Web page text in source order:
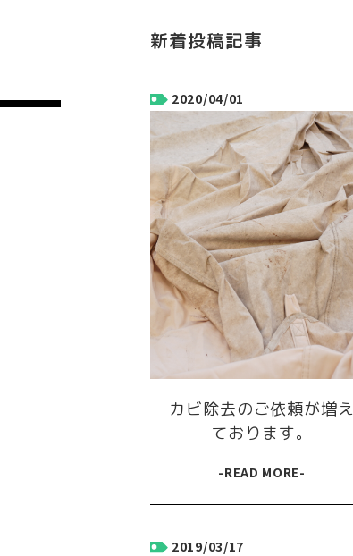
新着投稿記事
2020/04/01
カビ除去のご依頼が増え
ております。
-READ MORE-
2019/03/17